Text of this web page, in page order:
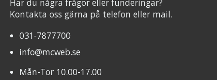
Kontakta oss gärna på telefon eller mail.
031-7877700
info@mcweb.se
Mån-Tor 10.00-17.00